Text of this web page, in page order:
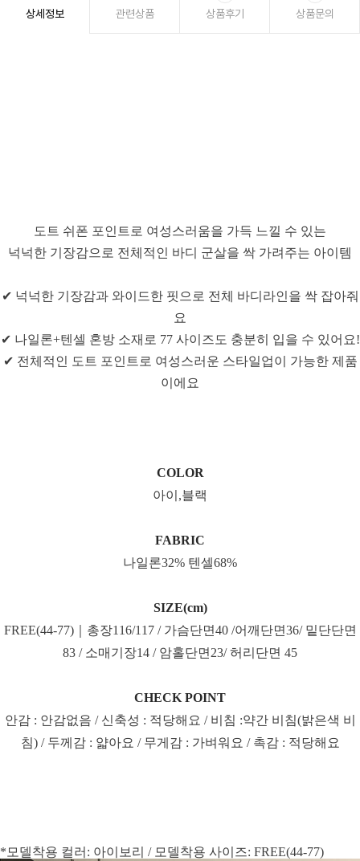
상세정보 관련상품 상품후기 상품문의
도트 쉬폰 포인트로 여성스러움을 가득 느낄 수 있는
넉넉한 기장감으로 전체적인 바디 군살을 싹 가려주는 아이템
✔ 넉넉한 기장감과 와이드한 핏으로 전체 바디라인을 싹 잡아줘
요
✔ 나일론+텐셀 혼방 소재로 77 사이즈도 충분히 입을 수 있어요!
✔ 전체적인 도트 포인트로 여성스러운 스타일업이 가능한 제품
이에요
COLOR
아이,블랙
FABRIC
나일론32% 텐셀68%
SIZE(cm)
FREE(44-77)｜총장116/117 / 가슴단면40 /어깨단면36/ 밑단단면
83 / 소매기장14 / 암홀단면23/ 허리단면 45
CHECK POINT
안감 : 안감없음 / 신축성 : 적당해요 / 비침 :약간 비침(밝은색 비
침) / 두께감 : 얇아요 / 무게감 : 가벼워요 / 촉감 : 적당해요
*모델착용 컬러: 아이보리 / 모델착용 사이즈: FREE(44-77)